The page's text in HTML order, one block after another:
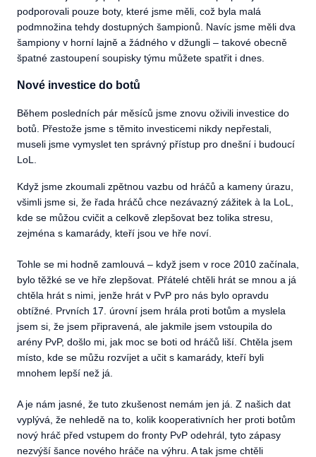
podporovali pouze boty, které jsme měli, což byla malá
podmnožina tehdy dostupných šampionů. Navíc jsme měli dva
šampiony v horní lajně a žádného v džungli – takové obecně
špatné zastoupení soupisky týmu můžete spatřit i dnes.
Nové investice do botů
Během posledních pár měsíců jsme znovu oživili investice do
botů. Přestože jsme s těmito investicemi nikdy nepřestali,
museli jsme vymyslet ten správný přístup pro dnešní i budoucí
LoL.
Když jsme zkoumali zpětnou vazbu od hráčů a kameny úrazu,
všimli jsme si, že řada hráčů chce nezávazný zážitek à la LoL,
kde se můžou cvičit a celkově zlepšovat bez tolika stresu,
zejména s kamarády, kteří jsou ve hře noví.
Tohle se mi hodně zamlouvá – když jsem v roce 2010 začínala,
bylo těžké se ve hře zlepšovat. Přátelé chtěli hrát se mnou a já
chtěla hrát s nimi, jenže hrát v PvP pro nás bylo opravdu
obtížné. Prvních 17. úrovní jsem hrála proti botům a myslela
jsem si, že jsem připravená, ale jakmile jsem vstoupila do
arény PvP, došlo mi, jak moc se boti od hráčů liší. Chtěla jsem
místo, kde se můžu rozvíjet a učit s kamarády, kteří byli
mnohem lepší než já.
A je nám jasné, že tuto zkušenost nemám jen já. Z našich dat
vyplývá, že nehledě na to, kolik kooperativních her proti botům
nový hráč před vstupem do fronty PvP odehrál, tyto zápasy
nezvýší šance nového hráče na výhru. A tak jsme chtěli